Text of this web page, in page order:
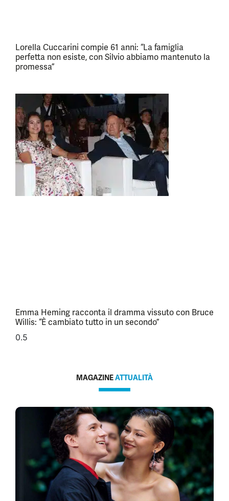
Lorella Cuccarini compie 61 anni: “La famiglia
perfetta non esiste, con Silvio abbiamo mantenuto la
promessa”
Emma Heming racconta il dramma vissuto con Bruce
Willis: “È cambiato tutto in un secondo”
MAGAZINEATTUALITÀ